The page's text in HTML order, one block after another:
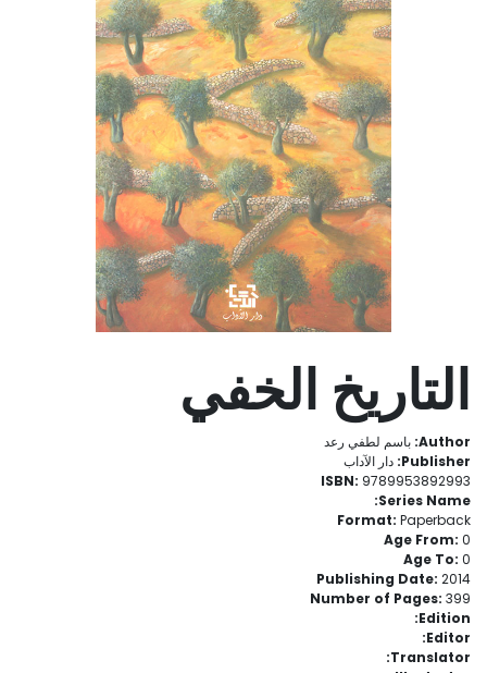
التاريخ الخفي
Author: باسم لطفي رعد
Publisher: دار الآداب
ISBN: 9789953892993
Series Name:
Format: Paperback
Age From: 0
Age To: 0
Publishing Date: 2014
Number of Pages: 399
Edition:
Editor:
Translator: